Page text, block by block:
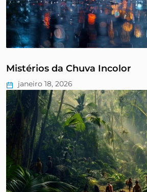
Mistérios da Chuva Incolor
janeiro 18, 2026